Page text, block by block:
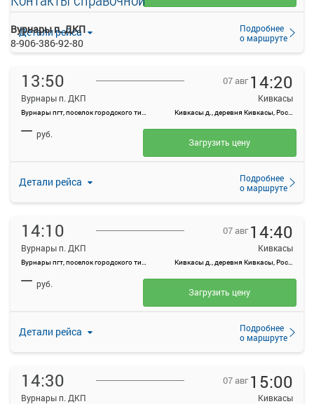
Детали рейса
Подробнее
о маршруте
13:50
Вурнары п. ДКП
Вурнары пгт, поселок городского типа Вурнары, Россия
07 авг 14:20
Кивкасы
Кивкасы д., деревня Кивкасы, Россия
Детали рейса
Подробнее
о маршруте
— руб.
Загрузить цену
14:10
Вурнары п. ДКП
Вурнары пгт, поселок городского типа Вурнары, Россия
07 авг 14:40
Кивкасы
Кивкасы д., деревня Кивкасы, Россия
Детали рейса
Подробнее
о маршруте
— руб.
Загрузить цену
14:30
Вурнары п. ДКП
07 авг 15:00
Кивкасы
Вурнары п. ДКП
8-906-386-92-80